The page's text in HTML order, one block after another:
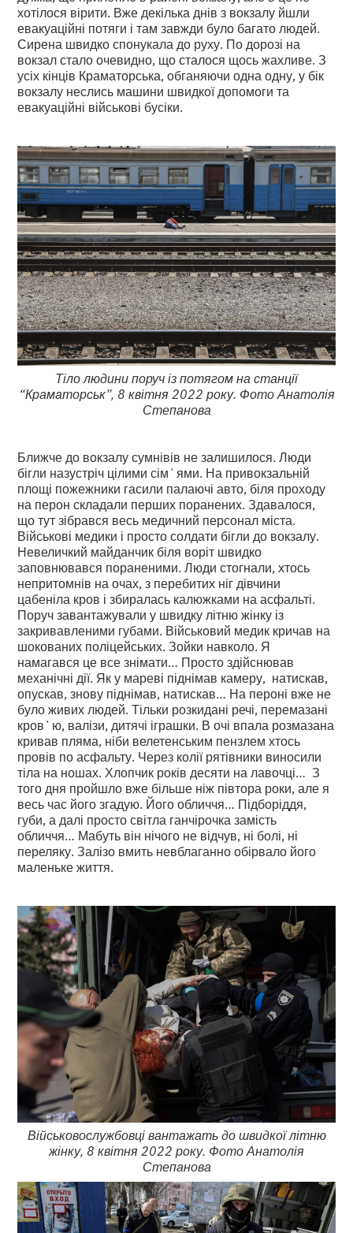
хотілося вірити. Вже декілька днів з вокзалу йшли
евакуаційні потяги і там завжди було багато людей.
Сирена швидко спонукала до руху. По дорозі на
вокзал стало очевидно, що сталося щось жахливе. З
усіх кінців Краматорська, обганяючи одна одну, у бік
вокзалу неслись машини швидкої допомоги та
евакуаційні військові бусіки.
Тіло людини поруч із потягом на станції
“Краматорськ”, 8 квітня 2022 року. Фото Анатолія
Степанова
Ближче до вокзалу сумнівів не залишилося. Люди
бігли назустріч цілими сім`ями. На привокзальній
площі пожежники гасили палаючі авто, біля проходу
на перон складали перших поранених. Здавалося,
що тут зібрався весь медичний персонал міста.
Військові медики і просто солдати бігли до вокзалу.
Невеличкий майданчик біля воріт швидко
заповнювався пораненими. Люди стогнали, хтось
непритомнів на очах, з перебитих ніг дівчини
цабеніла кров і збиралась калюжками на асфальті.
Поруч завантажували у швидку літню жінку із
закривавленими губами. Військовий медик кричав на
шокованих поліцейських. Зойки навколо. Я
намагався це все знімати… Просто здійснював
механічні дії. Як у мареві піднімав камеру, натискав,
опускав, знову піднімав, натискав… На пероні вже не
було живих людей. Тільки розкидані речі, перемазані
кров`ю, валізи, дитячі іграшки. В очі впала розмазана
кривав пляма, ніби велетенським пензлем хтось
провів по асфальту. Через колії рятівники виносили
тіла на ношах. Хлопчик років десяти на лавочці… З
того дня пройшло вже більше ніж півтора роки, але я
весь час його згадую. Його обличчя… Підборіддя,
губи, а далі просто світла ганчірочка замість
обличчя… Мабуть він нічого не відчув, ні болі, ні
переляку. Залізо вмить невблаганно обірвало його
маленьке життя.
Військовослужбовці вантажать до швидкої літню
жінку, 8 квітня 2022 року. Фото Анатолія
Степанова